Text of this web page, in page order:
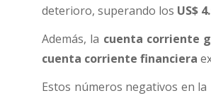
deterioro, superando los US$
Además, la cuenta corriente
cuenta corriente financiera
Estos números negativos en